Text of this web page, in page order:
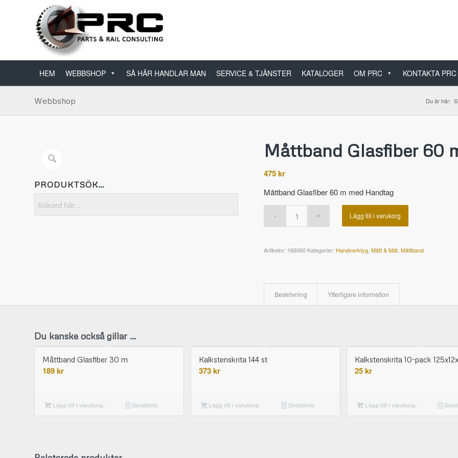
HEM WEBBSHOP SÅ HÄR HANDLAR MAN SERVICE & TJÄNSTER KATALOGER OM PRC KONTAKTA PRC
Webbshop Du är här:
PRODUKTSÖK…
Måttband Glasfiber 60
475kr
Måttband Glasfiber 60 m med Handtag
Lägg till i varukorg
Artikelnr: 166060 Kategorier: Handverktyg ,Mått & Mät ,Måttband
Beskrivning Ytterligare information
Du kanske också gillar …
Måttband Glasfiber 30 m
189kr
Lägg till i varukorg Detaljinfo
Kalkstenskrita 144 st
373kr
Lägg till i varukorg Detaljinfo
Kalkstenskrita 10-pack
25kr
Lägg till i varukorg